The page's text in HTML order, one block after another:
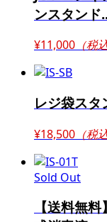
ンスタンド
¥11,000 （税
レジ袋スタ
¥18,500 （税
Sold Out
【送料無